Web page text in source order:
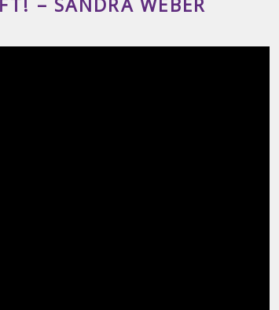
– SANDRA WEBER